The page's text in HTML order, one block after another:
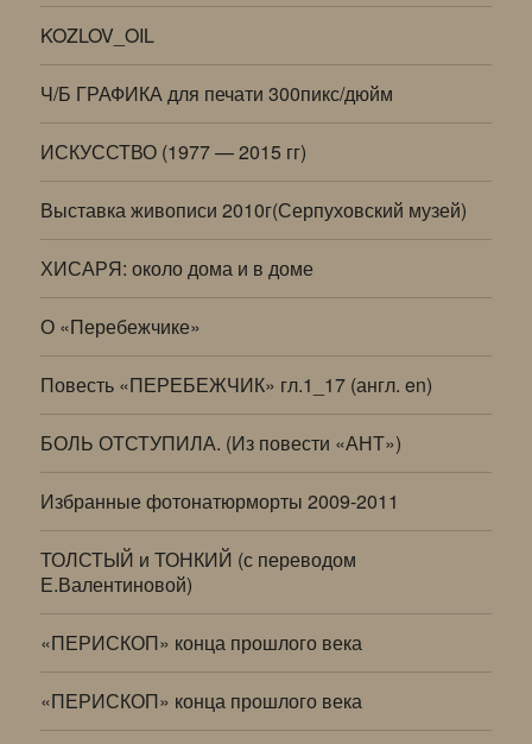
KOZLOV_OIL
Ч/Б ГРАФИКА для печати 300пикс/дюйм
ИСКУССТВО (1977 — 2015 гг)
Выставка живописи 2010г(Серпуховский музей)
ХИСАРЯ: около дома и в доме
О «Перебежчике»
Повесть «ПЕРЕБЕЖЧИК» гл.1_17 (англ. en)
БОЛЬ ОТСТУПИЛА. (Из повести «АНТ»)
Избранные фотонатюрморты 2009-2011
ТОЛСТЫЙ и ТОНКИЙ (с переводом
Е.Валентиновой)
«ПЕРИСКОП» конца прошлого века
«ПЕРИСКОП» конца прошлого века